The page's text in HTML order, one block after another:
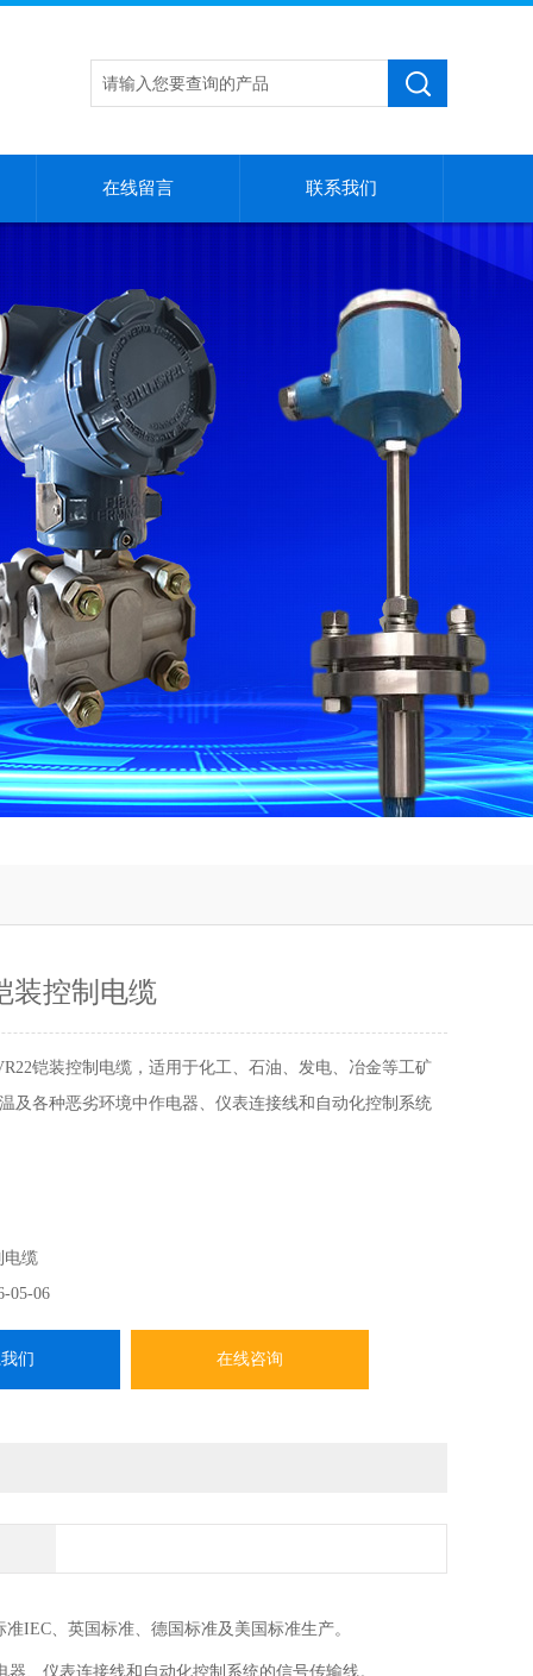
在线留言 联系我们
装控制电缆
铠装控制电缆，适用于化工、石油、发电、冶金等工矿
及各种恶劣环境中作电器、仪表连接线和自动化控制系统
电缆
05-06
们 在线咨询
IEC、英国标准、德国标准及美国标准生产。
、仪表连接线和自动化控制系统的信号传输线。